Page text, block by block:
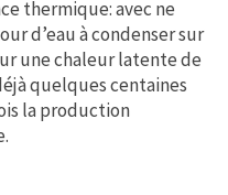
thermique: avec ne
d’eau à condenser sur
une chaleur latente de
quelques centaines
la production